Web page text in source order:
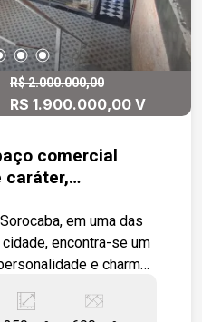
R$ 2.000.000,00
R$ 1.900.000,00 V
comercial
caráter,
reunindo
em um dos
de Sorocaba.
em uma das
encontra-se um
e charme.
se destaca pela